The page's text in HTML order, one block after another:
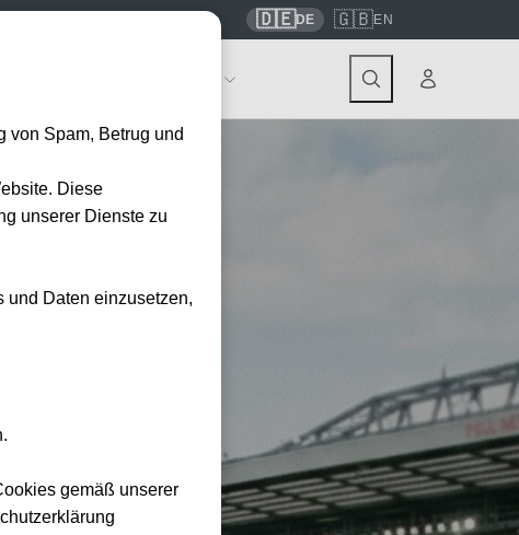
contact@tickwell-travel.de 🇩🇪DE 🇬🇧EN
von Spam, Betrug und
Diese
unserer Dienste zu
und Daten einzusetzen,
gemäß unserer